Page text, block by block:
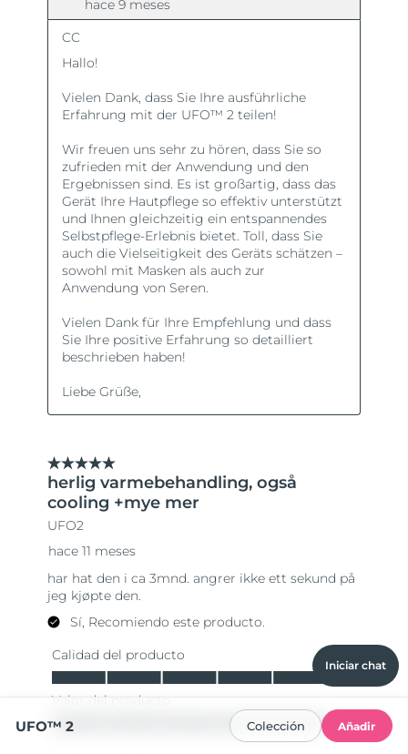
Iniciar chat
UFO™ 2 Colección Añadir